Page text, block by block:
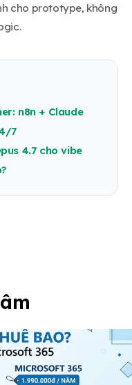
cho prototype, không
n8n + Claude
7
4.7 cho vibe